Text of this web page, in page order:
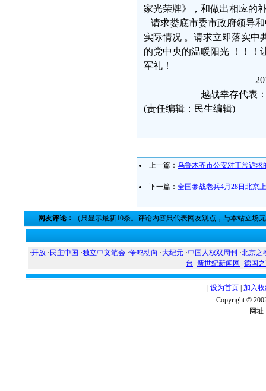
家光荣牌》，和做出相应的
请求娄底市委市政府领导
实际情况 。请求立即落实中
的党中央的温暖阳光 ！！！
军礼！
2014年4
越战幸存代表： 梁
(责任编辑：民生编辑)
上一篇： 乌鲁木齐市公安对正常诉求
下一篇： 全国参战老兵4月28日北京
网友评论： （只显示最新10条。评论内容只代表网友观点，与本站立场
·开放 · 民主中国 ·独立中文笔会 ·争鸣动向 ·大纪元 ·中国人权双周刊 ·北京之
台 ·新世纪新闻网 ·德国
设为首页 加入
Copyright ©
网址